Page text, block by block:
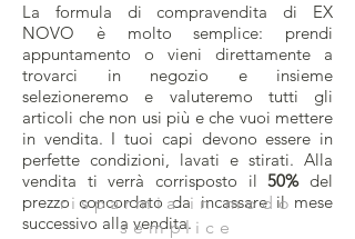
La formula di compravendita di EX
NOVO è molto semplice: prendi
appuntamento o vieni direttamente a
trovarci in negozio e insieme
selezioneremo e valuteremo tutti gli
articoli che non usi più e che vuoi mettere
in vendita. I tuoi capi devono essere in
perfette condizioni, lavati e stirati. Alla
vendita ti verrà corrisposto il50%del
prezzo concordato da incassare il mese
successivo alla vendita.
risparmia in modo
semplice